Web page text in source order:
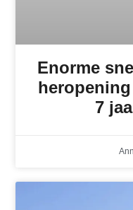
Enorme
7